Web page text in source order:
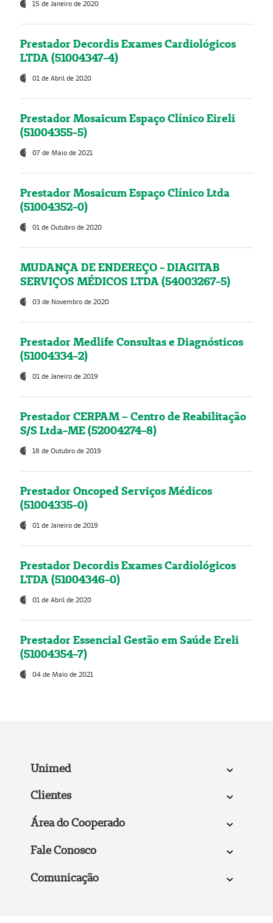
15 de Janeiro de 2020
Prestador Decordis Exames Cardiológicos
LTDA (51004347-4)
01 de Abril de 2020
Prestador Mosaicum Espaço Clínico Eireli
(51004355-5)
07 de Maio de 2021
Prestador Mosaicum Espaço Clínico Ltda
(51004352-0)
01 de Outubro de 2020
MUDANÇA DE ENDEREÇO - DIAGITAB
SERVIÇOS MÉDICOS LTDA (54003267-5)
03 de Novembro de 2020
Prestador Medlife Consultas e Diagnósticos
(51004334-2)
01 de Janeiro de 2019
Prestador CERPAM – Centro de Reabilitação
S/S Ltda-ME (52004274-8)
18 de Outubro de 2019
Prestador Oncoped Serviços Médicos
(51004335-0)
01 de Janeiro de 2019
Prestador Decordis Exames Cardiológicos
LTDA (51004346-0)
01 de Abril de 2020
Prestador Essencial Gestão em Saúde Ereli
(51004354-7)
04 de Maio de 2021
Unimed
Clientes
Área do Cooperado
Fale Conosco
Comunicação